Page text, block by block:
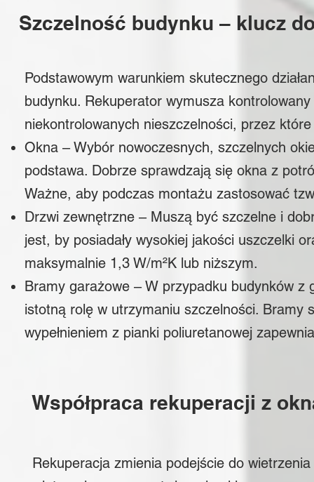
Szczelność budynku – klucz
Podstawowym warunkiem skutecznego
budynku. Rekuperator wymusza
niekontrolowanych nieszczelności, przez
Okna – Wybór nowoczesnych, szczelnych
podstawa. Dobrze sprawdzają się okna z
Ważne, aby podczas montażu zastosować
Drzwi zewnętrzne – Muszą być szczelne i
jest, by posiadały wysokiej jakości uszczelki
maksymalnie 1,3 W/m²K lub niższym.
Bramy garażowe – W przypadku budynków z
istotną rolę w utrzymaniu szczelności. Bramy
wypełnieniem z pianki poliuretanowej
Współpraca rekuperacji z
Rekuperacja zmienia podejście do